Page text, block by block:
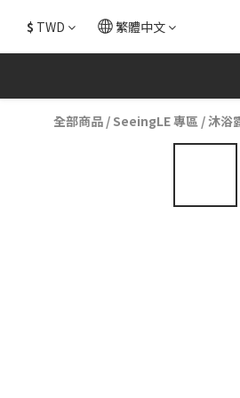
$ TWD 繁體中文
全部商品 / SeeingLE 專區 /沐浴